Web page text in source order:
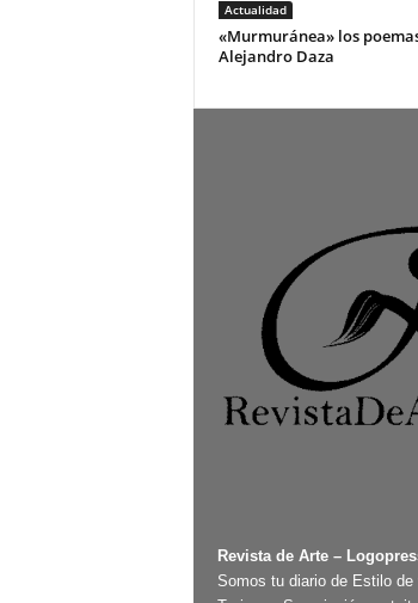
Actualidad
«Murmuránea» los
Alejandro Daza
Revista de Arte –
Somos tu diario de Estilo